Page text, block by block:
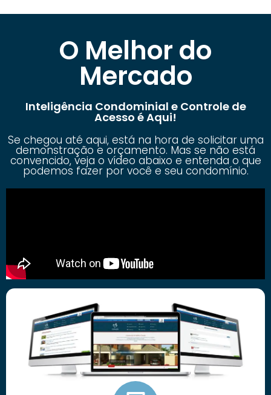
O Melhor do
Mercado
Inteligência Condominial e Controle de
Acesso é Aqui!
Se chegou até aqui, está na hora de solicitar uma
demonstração e orçamento. Mas se não está
convencido, veja o vídeo abaixo e entenda o que
podemos fazer por você e seu condomínio.